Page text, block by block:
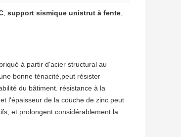
, support sismique unistrut à fente,
à partir d'acier structural au
bonne ténacité,peut résister
du bâtiment. résistance à la
l'épaisseur de la couche de zinc peut
et prolongent considérablement la